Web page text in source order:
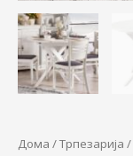
Дома /Трпезарија /